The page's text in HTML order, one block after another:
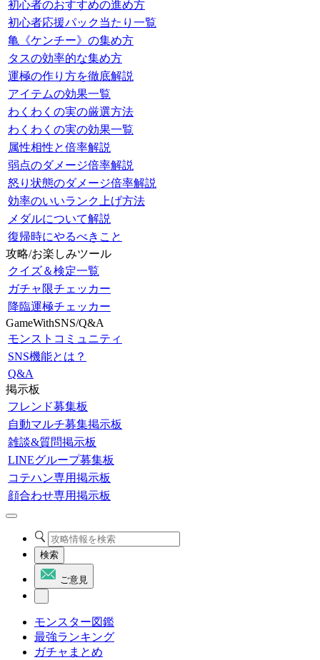
初心者のおすすめの進め方
初心者応援パック当たり一覧
亀《ケンチー》の集め方
タスの効率的な集め方
運極の作り方を徹底解説
アイテムの効果一覧
わくわくの実の厳選方法
わくわくの実の効果一覧
属性相性と倍率解説
弱点のダメージ倍率解説
怒り状態のダメージ倍率解説
効率のいいランク上げ方法
メダルについて解説
復帰時にやるべきこと
攻略/お楽しみツール
クイズ＆検定一覧
ガチャ限チェッカー
降臨運極チェッカー
GameWithSNS/Q&A
モンストコミュニティ
SNS機能とは？
Q&A
掲示板
フレンド募集板
自動マルチ募集掲示板
雑談&質問掲示板
LINEグループ募集板
コテハン専用掲示板
顔合わせ専用掲示板
検索
ご意見
モンスター図鑑
最強ランキング
ガチャまとめ